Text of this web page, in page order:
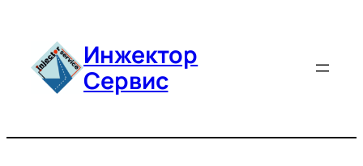
содержимомуИнжектор
Сервис